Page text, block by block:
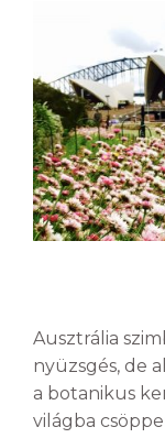
Ausztrália
nyüzsgés, de
a botanikus
világba